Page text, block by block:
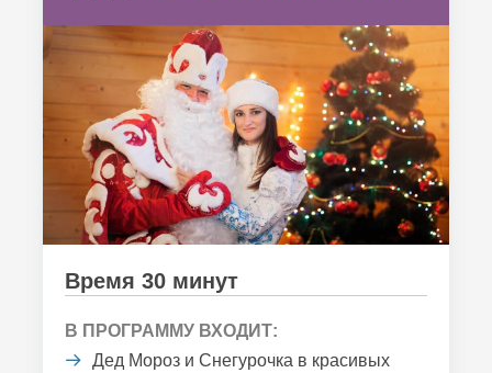
Время 30 минут
В ПРОГРАММУ ВХОДИТ:
Дед Мороз и Снегурочка в красивых